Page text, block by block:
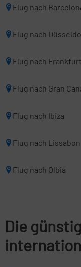
Flug nach
Flug nach
Flug nach Frankfurt
Flug nach Gran
Flug nach Ibiza
Flug nach Lissabon
Flug nach Olbia
Die